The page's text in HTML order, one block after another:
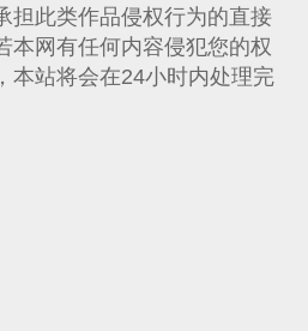
担此类作品侵权行为的直接
本网有任何内容侵犯您的权
本站将会在24小时内处理完